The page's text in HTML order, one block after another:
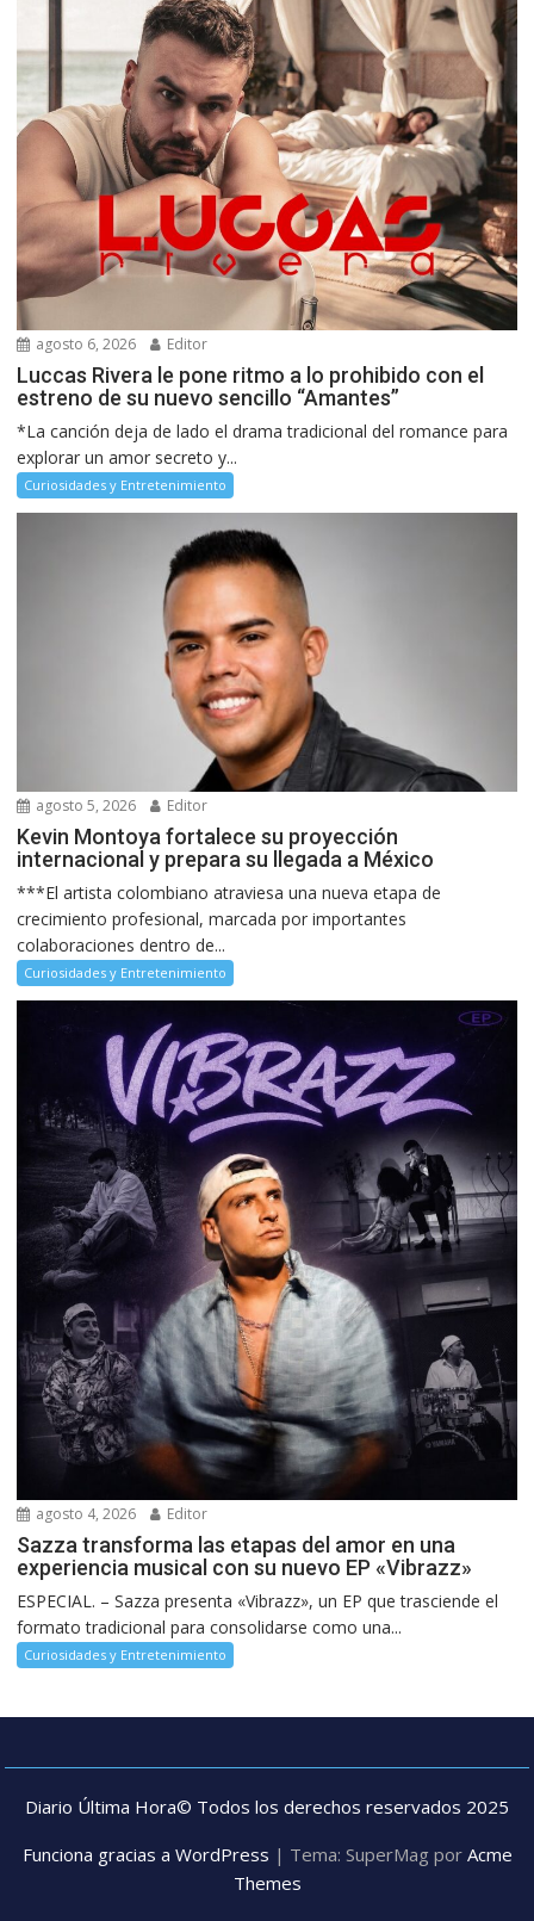
agosto 6, 2026 Editor
Luccas Rivera le pone ritmo a lo prohibido con el
estreno de su nuevo sencillo “Amantes”
*La canción deja de lado el drama tradicional del romance para
explorar un amor secreto y...
Curiosidades y Entretenimiento
agosto 5, 2026 Editor
Kevin Montoya fortalece su proyección
internacional y prepara su llegada a México
***El artista colombiano atraviesa una nueva etapa de
crecimiento profesional, marcada por importantes
colaboraciones dentro de...
Curiosidades y Entretenimiento
agosto 4, 2026 Editor
Sazza transforma las etapas del amor en una
experiencia musical con su nuevo EP «Vibrazz»
ESPECIAL. – Sazza presenta «Vibrazz», un EP que trasciende el
formato tradicional para consolidarse como una...
Curiosidades y Entretenimiento
Diario Última Hora© Todos los derechos reservados 2025
Funciona gracias a WordPress | Tema: SuperMag por Acme
Themes